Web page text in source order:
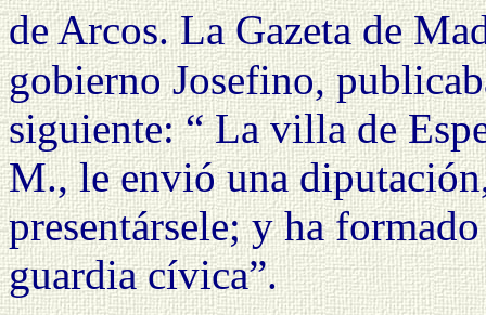
de Arcos. La Gazeta de
gobierno Josefino,
siguiente: “ La villa de
M., le envió una
presentársele; y ha
guardia cívica”.